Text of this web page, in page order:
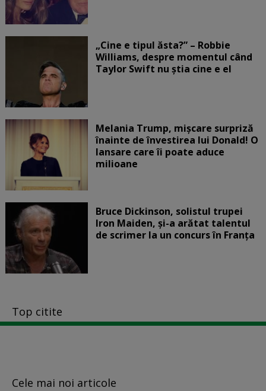
„Cine e tipul ăsta?” – Robbie
Williams, despre momentul când
Taylor Swift nu știa cine e el
Melania Trump, mișcare surpriză
înainte de învestirea lui Donald! O
lansare care îi poate aduce
milioane
Bruce Dickinson, solistul trupei
Iron Maiden, şi-a arătat talentul
de scrimer la un concurs în Franţa
Top citite
Cele mai noi articole